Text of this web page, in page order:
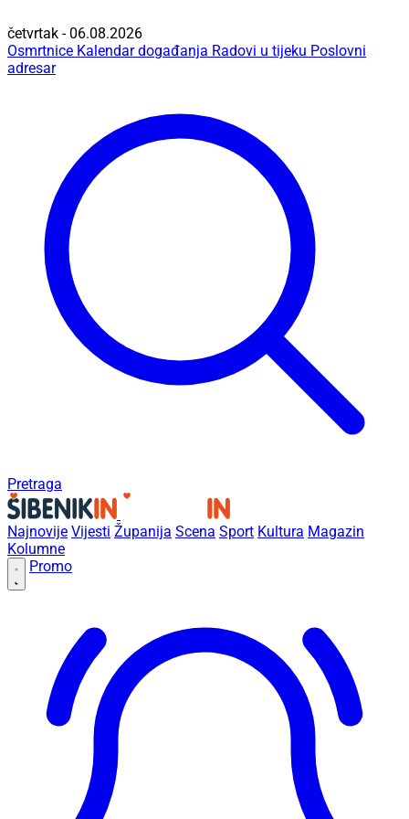
četvrtak - 06.08.2026
Osmrtnice Kalendar događanja Radovi u tijeku Poslovni
adresar
Pretraga
Najnovije Vijesti Županija Scena Sport Kultura Magazin
Kolumne
Promo